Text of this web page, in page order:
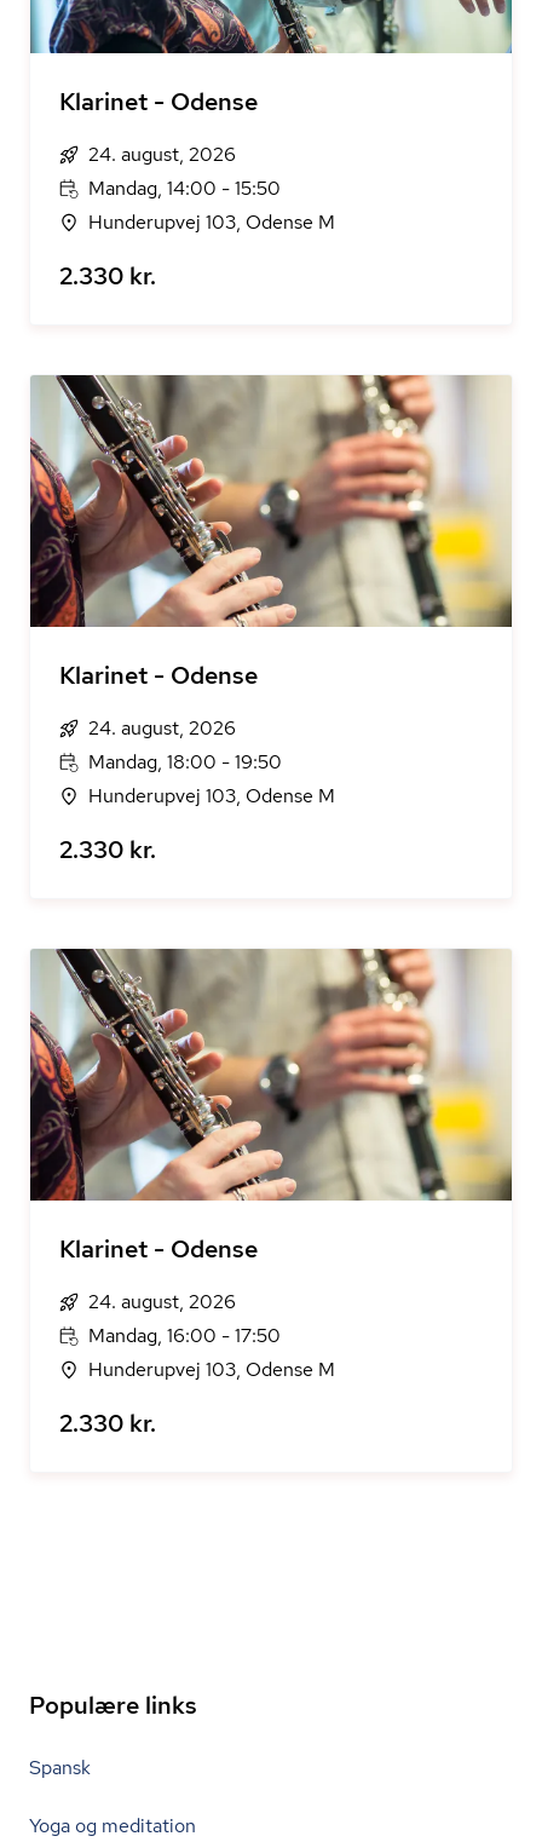
Klarinet - Odense
24. august, 2026
Mandag, 14:00 - 15:50
Hunderupvej 103, Odense M
2.330 kr.
Klarinet - Odense
24. august, 2026
Mandag, 18:00 - 19:50
Hunderupvej 103, Odense M
2.330 kr.
Klarinet - Odense
24. august, 2026
Mandag, 16:00 - 17:50
Hunderupvej 103, Odense M
2.330 kr.
Populære links
Spansk
Yoga og meditation